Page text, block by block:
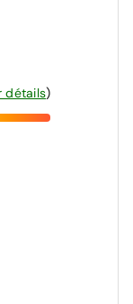
détails)